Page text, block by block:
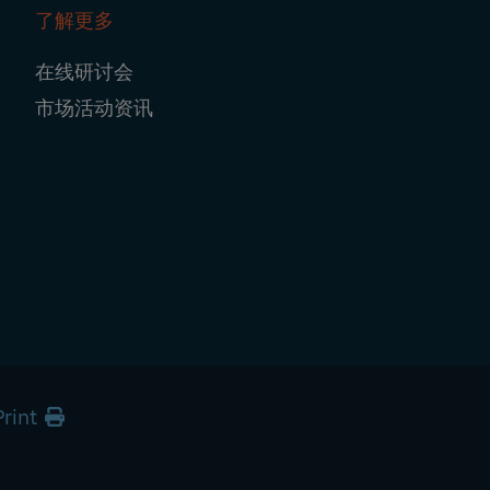
了解更多
在线研讨会
市场活动资讯